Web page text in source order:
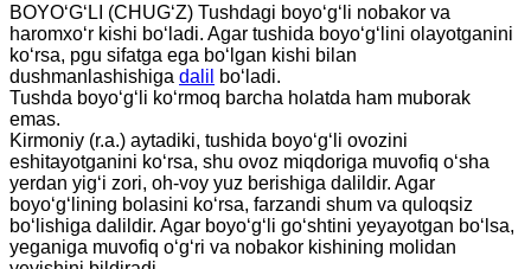
BOYO‘G‘LI (CHUG‘Z) Tushdagi boyo‘g‘li nobakor va
haromxo‘r kishi bo‘ladi. Agar tushida boyo‘g‘lini olayotganini
ko‘rsa, pgu sifatga ega bo‘lgan kishi bilan
dushmanlashishiga dalil
bo‘ladi.
Tushda boyo‘g‘li ko‘rmoq barcha holatda ham muborak
emas.
Kirmoniy (r.a.) aytadiki, tushida boyo‘g‘li ovozini
eshitayotganini ko‘rsa, shu ovoz miqdoriga muvofiq o‘sha
yerdan yig‘i zori, oh-voy yuz berishiga dalildir. Agar
boyo‘g‘lining bolasini ko‘rsa, farzandi shum va quloqsiz
bo‘lishiga dalildir. Agar boyo‘g‘li go‘shtini yeyayotgan bo‘lsa,
yeganiga muvofiq o‘g‘ri va nobakor kishining molidan